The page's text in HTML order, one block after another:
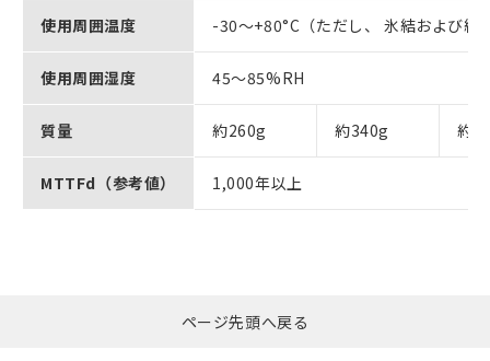
使用周囲温度 -30～+80°C（ただし、 氷結および結
使用周囲湿度 45～85%RH
質量 約260g 約340g 約
MTTFd（参考値） 1,000年以上
ページ先頭へ戻る